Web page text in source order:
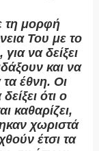
τη μορφή
Του με το
να δείξει
και να
έθνη. Οι
ότι ο
καθαρίζει,
χωριστά
έτσι τα